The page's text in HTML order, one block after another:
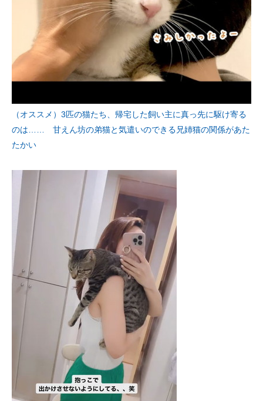
（オススメ）3匹の猫たち、帰宅した飼い主に真っ先に駆け寄る
のは…… 甘えん坊の弟猫と気遣いのできる兄姉猫の関係があた
たかい